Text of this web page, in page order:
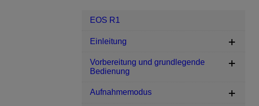
EOS R1
Einleitung
Vorbereitung und grundlegende
Bedienung
Aufnahmemodus